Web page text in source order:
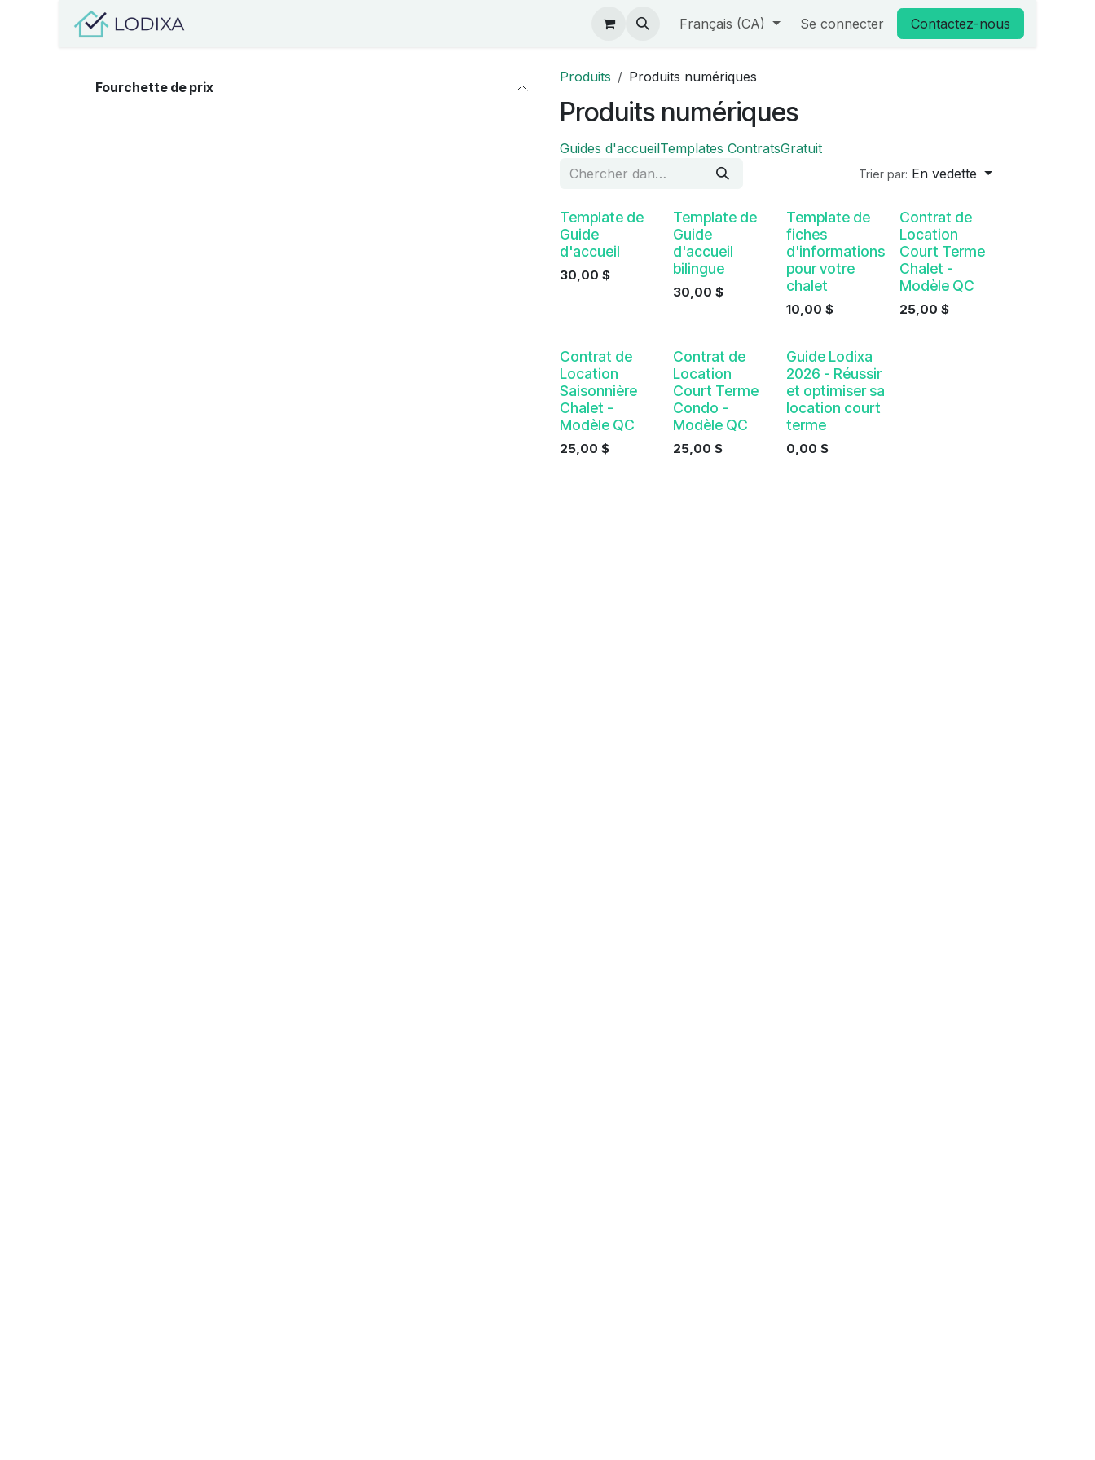
Se rendre au contenu
Français (CA) Se connecter Contactez-nous
Fourchette de prix
Produits Produits numériques
Produits numériques
Guides d'accueilTemplates ContratsGratuit
Trier par: En vedette
Populaire
Template de
Guide
d'accueil
30,00 $
Template de
Guide
d'accueil
bilingue
30,00 $
Template de
fiches
d'informations
pour votre
chalet
10,00 $
Contrat de
Location
Court Terme
Chalet -
Modèle QC
25,00 $
Nouveau !
Contrat de
Location
Saisonnière
Chalet -
Modèle QC
25,00 $
Contrat de
Location
Court Terme
Condo -
Modèle QC
25,00 $
Gratuit
Guide Lodixa
2026 - Réussir
et optimiser sa
location court
terme
0,00 $